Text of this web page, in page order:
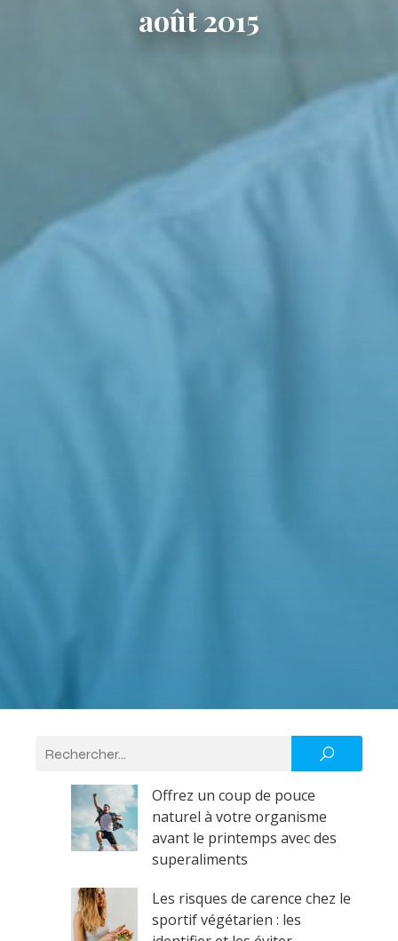
août 2015
Offrez un coup de pouce
naturel à votre organisme
avant le printemps avec des
superaliments
Les risques de carence chez le
sportif végétarien : les